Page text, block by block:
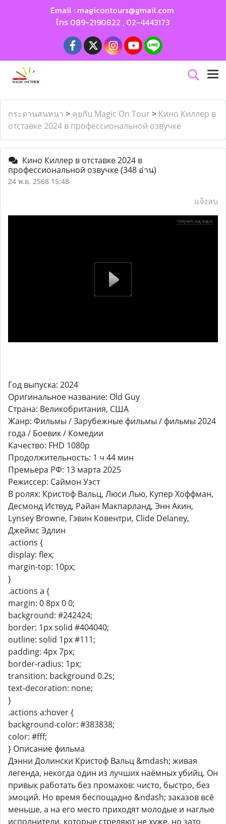
Email : magicontours@gmail.com
โทร 089-2190822 , 02-4443173
กระดานสนทนา > คุยกับ Magic On Tour > Кино Киллер в
отставке 2024 в профессиональной озвучке
Кино Киллер в отставке 2024 в
профессиональной озвучке(348 อ่าน)
24 พ.ย. 2568 15:48
แจ้งลบ
Год выпуска: 2024
Оригинальное название: Old Guy
Страна: Великобритания, США
Жанр: Фильмы / Зарубежные фильмы / фильмы 2024
года / Боевик / Комедии
Качество: FHD 1080p
Продолжительность: 1 ч 44 мин
Премьера РФ: 13 марта 2025
Режиссер: Саймон Уэст
В ролях: Кристоф Вальц, Люси Лью, Купер Хоффман,
Десмонд Иствуд, Райан Макпарланд, Энн Акин,
Lynsey Browne, Гэвин Ковентри, Clide Delaney,
Джеймс Эдлин
.actions {
display: flex;
margin-top: 10px;
}
.actions a {
margin: 0 8px 0 0;
background: #242424;
border: 1px solid #404040;
outline: solid 1px #111;
padding: 4px 7px;
border-radius: 1px;
transition: background 0.2s;
text-decoration: none;
}
.actions a:hover {
background-color: #383838;
color: #fff;
} Описание фильма
Дэнни Долински Кристоф Вальц &mdash; живая
легенда, некогда один из лучших наёмных убийц. Он
привык работать без промахов: чисто, быстро, без
эмоций. Но время беспощадно &ndash; заказов всё
меньше, а на его место приходят молодые и наглые
исполнители, которые стреляют не хуже, но зато